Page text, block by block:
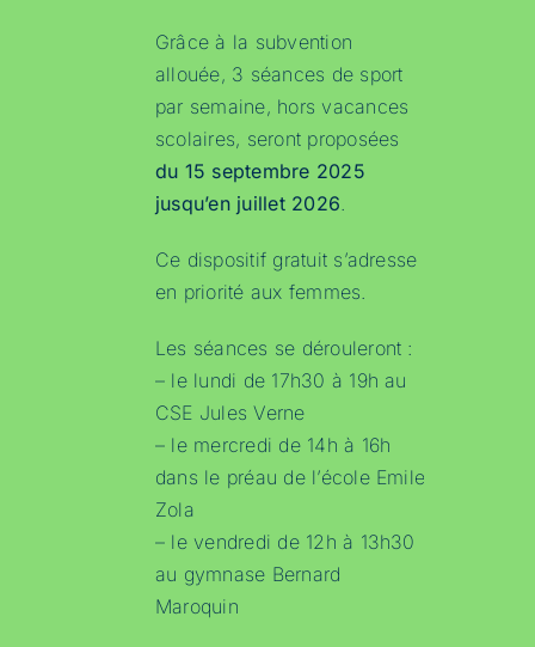
Grâce à la subvention
allouée, 3 séances de sport
par semaine, hors vacances
scolaires, seront proposées
du 15 septembre 2025
jusqu’en juillet 2026.
Ce dispositif gratuit s’adresse
en priorité aux femmes.
Les séances se dérouleront :
– le lundi de 17h30 à 19h au
CSE Jules Verne
– le mercredi de 14h à 16h
dans le préau de l’école Emile
Zola
– le vendredi de 12h à 13h30
au gymnase Bernard
Maroquin